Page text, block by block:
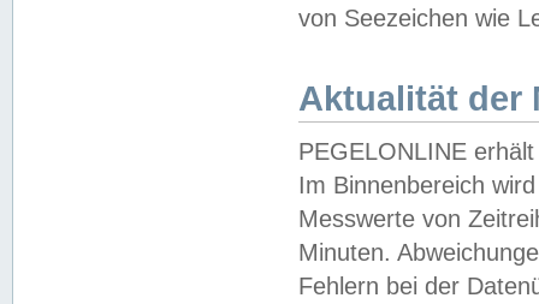
von Seezeichen wie
Aktualität der
PEGELONLINE
Im Binnenbereich
Messwerte von
Minuten.
Fehlern bei der